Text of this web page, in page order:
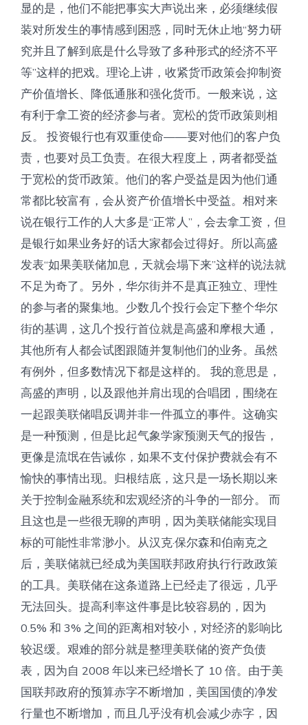
显的是，他们不能把事实大声说出来，必须继续假
装对所发生的事情感到困惑，同时无休止地“努力研
究并且了解到底是什么导致了多种形式的经济不平
等”这样的把戏。理论上讲，收紧货币政策会抑制资
产价值增长、降低通胀和强化货币。一般来说，这
有利于拿工资的经济参与者。宽松的货币政策则相
反。 投资银行也有双重使命——要对他们的客户负
责，也要对员工负责。在很大程度上，两者都受益
于宽松的货币政策。他们的客户受益是因为他们通
常都比较富有，会从资产价值增长中受益。相对来
说在银行工作的人大多是“正常人”，会去拿工资，但
是银行如果业务好的话大家都会过得好。所以高盛
发表“如果美联储加息，天就会塌下来”这样的说法就
不足为奇了。另外，华尔街并不是真正独立、理性
的参与者的聚集地。少数几个投行会定下整个华尔
街的基调，这几个投行首位就是高盛和摩根大通，
其他所有人都会试图跟随并复制他们的业务。虽然
有例外，但多数情况下都是这样的。 我的意思是，
高盛的声明，以及跟他并肩出现的合唱团，围绕在
一起跟美联储唱反调并非一件孤立的事件。这确实
是一种预测，但是比起气象学家预测天气的报告，
更像是流氓在告诫你，如果不支付保护费就会有不
愉快的事情出现。归根结底，这只是一场长期以来
关于控制金融系统和宏观经济的斗争的一部分。 而
且这也是一些很无聊的声明，因为美联储能实现目
标的可能性非常渺小。从汉克·保尔森和伯南克之
后，美联储就已经成为美国联邦政府执行行政政策
的工具。美联储在这条道路上已经走了很远，几乎
无法回头。提高利率这件事是比较容易的，因为
0.5% 和 3% 之间的距离相对较小，对经济的影响比
较迟缓。艰难的部分就是整理美联储的资产负债
表，因为自 2008 年以来已经增长了 10 倍。由于美
国联邦政府的预算赤字不断增加，美国国债的净发
行量也不断增加，而且几乎没有机会减少赤字，因